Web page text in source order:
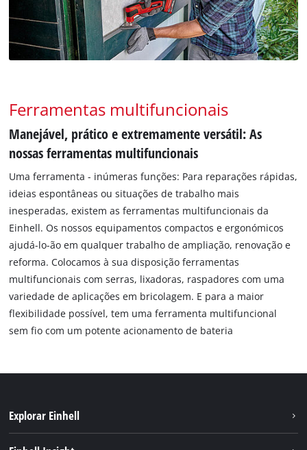
Ferramentas multifuncionais
Manejável, prático e extremamente versátil: As
nossas ferramentas multifuncionais
Uma ferramenta - inúmeras funções: Para reparações rápidas,
ideias espontâneas ou situações de trabalho mais
inesperadas, existem as ferramentas multifuncionais da
Einhell. Os nossos equipamentos compactos e ergonómicos
ajudá-lo-ão em qualquer trabalho de ampliação, renovação e
reforma. Colocamos à sua disposição ferramentas
multifuncionais com serras, lixadoras, raspadores com uma
variedade de aplicações em bricolagem. E para a maior
flexibilidade possível, tem uma ferramenta multifuncional
sem fio com um potente acionamento de bateria
Explorar Einhell